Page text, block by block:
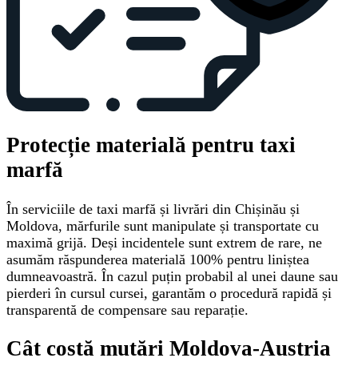
Protecție materială pentru taxi
marfă
În serviciile de taxi marfă și livrări din Chișinău și
Moldova, mărfurile sunt manipulate și transportate cu
maximă grijă. Deși incidentele sunt extrem de rare, ne
asumăm răspunderea materială 100% pentru liniștea
dumneavoastră. În cazul puțin probabil al unei daune sau
pierderi în cursul cursei, garantăm o procedură rapidă și
transparentă de compensare sau reparație.
Cât costă mutări Moldova-Austria